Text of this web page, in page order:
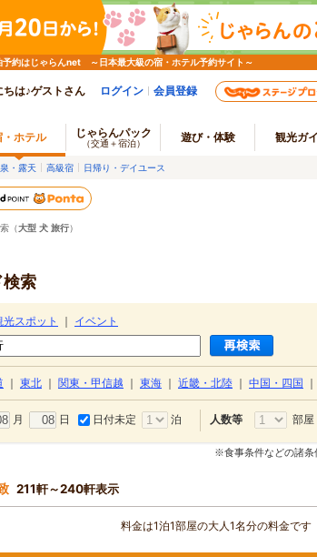
予約はじゃらんnet ～日本最大級の宿・ホテル予約サイト～
ちは♪ゲストさん ログイン 会員登録
・ホテル じゃらんパック
（交通＋宿泊） 遊び・体験 観光ガ
・露天 高級宿 日帰り・デイユース
（大型 犬 旅行）
索
光スポット
イベント
東北 関東・甲信越 東海 近畿・北陸 中国・四国
月 日 日付未定 泊 人数等 部屋
※食事条件などの諸条
211軒～240軒表示
料金は1泊1部屋の大人1名分の料金です